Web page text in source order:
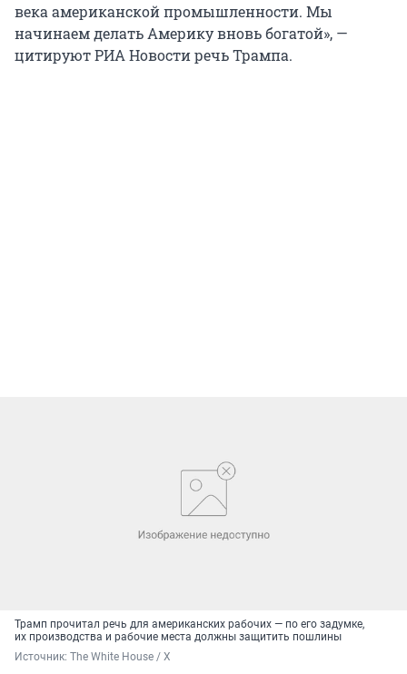
века американской промышленности. Мы
начинаем делать Америку вновь богатой», —
цитируют РИА Новости речь Трампа.
Трамп прочитал речь для американских рабочих — по его задумке,
их производства и рабочие места должны защитить пошлины
Источник: The White House / X